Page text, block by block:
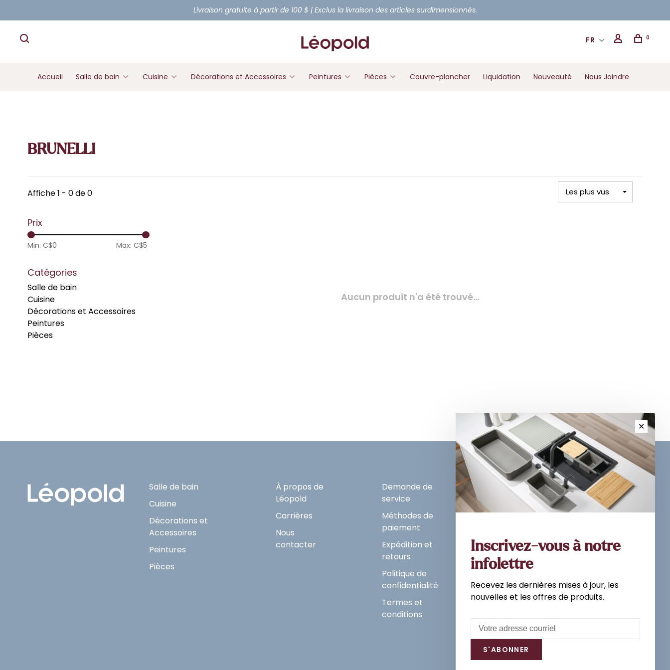
Livraison gratuite à partir de 100 $ | Exclus la livraison des articles surdimensionnés.
FR 0
Accueil Salle de bain Cuisine Décorations et Accessoires Peintures Pièces Couvre-plancher Liquidation Nouveauté Nous Joindre
BRUNELLI
Affiche 1 - 0 de 0 Les plus vus
Prix
Min: C$0 Max: C$5
Catégories
Salle de bain
Cuisine
Décorations et Accessoires
Peintures
Pièces
Aucun produit n'a été trouvé...
Salle de bain
Cuisine
Décorations et
Accessoires
Peintures
Pièces
À propos de
Léopold
Carrières
Nous
contacter
Demande de
service
Méthodes de
paiement
Expédition et
retours
Politique de
confidentialité
Termes et
conditions
Inscrivez-vous à notre
newsletter et recevez les
dernières mises à jour, les
S'abonner
notre politique de confidentialité.
✕
Inscrivez-vous à notre
infolettre
Recevez les dernières mises à jour, les
nouvelles et les offres de produits.
S'ABONNER